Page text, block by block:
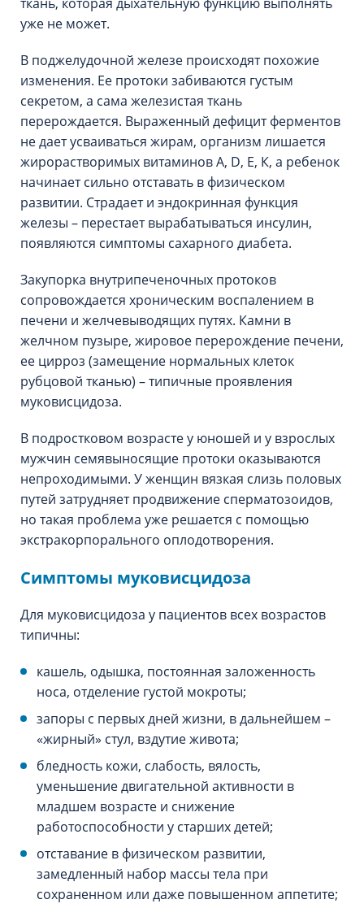
уже не может.
В поджелудочной железе происходят похожие
изменения. Ее протоки забиваются густым
секретом, а сама железистая ткань
перерождается. Выраженный дефицит ферментов
не дает усваиваться жирам, организм лишается
жирорастворимых витаминов А, D, Е, К, а ребенок
начинает сильно отставать в физическом
развитии. Страдает и эндокринная функция
железы – перестает вырабатываться инсулин,
появляются симптомы сахарного диабета.
Закупорка внутрипеченочных протоков
сопровождается хроническим воспалением в
печени и желчевыводящих путях. Камни в
желчном пузыре, жировое перерождение печени,
ее цирроз (замещение нормальных клеток
рубцовой тканью) – типичные проявления
муковисцидоза.
В подростковом возрасте у юношей и у взрослых
мужчин семявыносящие протоки оказываются
непроходимыми. У женщин вязкая слизь половых
путей затрудняет продвижение сперматозоидов,
но такая проблема уже решается с помощью
экстракорпорального оплодотворения.
Симптомы муковисцидоза
Для муковисцидоза у пациентов всех возрастов
типичны:
кашель, одышка, постоянная заложенность
носа, отделение густой мокроты;
запоры с первых дней жизни, в дальнейшем –
«жирный» стул, вздутие живота;
бледность кожи, слабость, вялость,
уменьшение двигательной активности в
младшем возрасте и снижение
работоспособности у старших детей;
отставание в физическом развитии,
замедленный набор массы тела при
сохраненном или даже повышенном аппетите;